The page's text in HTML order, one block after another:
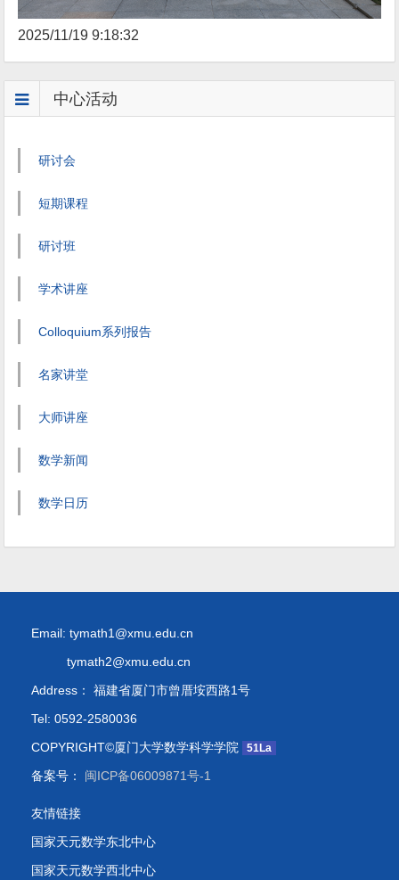
2025/11/19 9:18:32
中心活动
研讨会
短期课程
研讨班
学术讲座
Colloquium系列报告
名家讲堂
大师讲座
数学新闻
数学日历
Email: tymath1@xmu.edu.cn
tymath2@xmu.edu.cn
Address： 福建省厦门市曾厝垵西路1号
Tel: 0592-2580036
COPYRIGHT©厦门大学数学科学学院
51La
备案号： 闽ICP备06009871号-1
友情链接
国家天元数学东北中心
国家天元数学西北中心